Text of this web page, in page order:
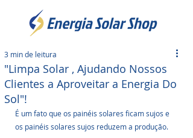
"Limpa Solar , Ajudando Nossos
Clientes a Aproveitar a Energia Do
Sol"!
3 min de leitura
É um fato que os painéis solares ficam sujos e
os painéis solares sujos reduzem a produção.